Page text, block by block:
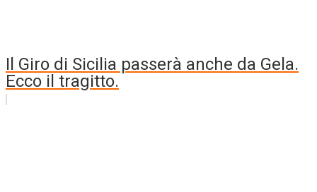
Il Giro di Sicilia passerà anche da Gela.
Ecco il tragitto.